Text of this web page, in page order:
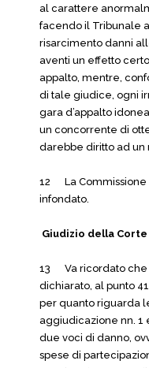
al carattere
facendo il Tribunale
risarcimento danni
aventi un effetto
appalto, mentre,
di tale giudice, ogni
gara d’appalto
un concorrente di
darebbe diritto ad un
12 La Commissione
infondato.
Giudizio della Corte
13 Va ricordato che
dichiarato, al punto
per quanto riguarda
aggiudicazione nn. 1
due voci di danno,
spese di